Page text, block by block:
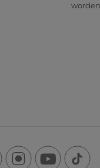
worden